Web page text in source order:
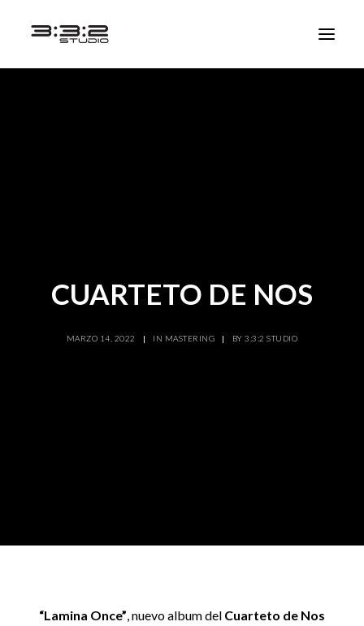
CUARTETO DE NOS
MARZO 14, 2022 | IN MASTERING | BY3:3:2 STUDIO
“Lamina Once”, nuevo album del Cuarteto de Nos